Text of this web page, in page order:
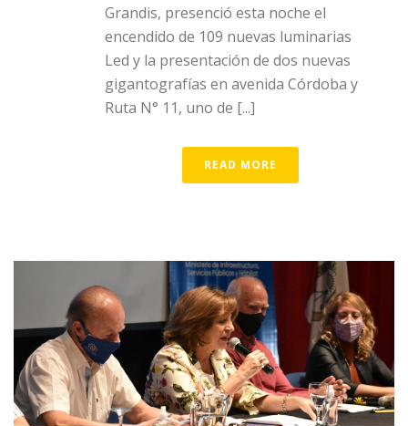
Grandis, presenció esta noche el
encendido de 109 nuevas luminarias
Led y la presentación de dos nuevas
gigantografías en avenida Córdoba y
Ruta N° 11, uno de [...]
READ MORE